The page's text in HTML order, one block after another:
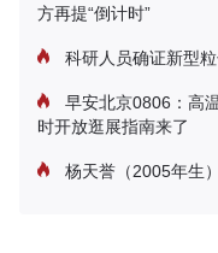
方再提“倒计时”
科研人员确证新型
早安北京0806：高
时开放逛展指南来了
杨天誉（2005年生